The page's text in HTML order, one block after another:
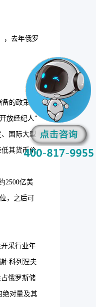
，去年俄罗
的政策已
放经纪人”
国际大型
其货币价
2500亿美
，之后可
采行业年
·科列涅夫
俄罗斯储
绝对量及其